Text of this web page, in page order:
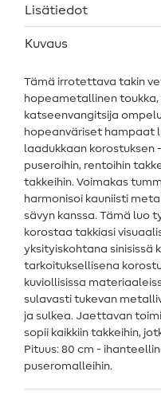
Lisätiedot
Kuvaus
Tämä irrotettava takin
hopeametallinen
katseenvangitsija
hopeanväriset hampaat
laadukkaan korostuksen
puseroihin, rentoihin
takkeihin. Voimakas
harmonisoi kauniisti
sävyn kanssa. Tämä luo
korostaa takkiasi
yksityiskohtana sinisissä
tarkoituksellisena
kuviollisissa
sulavasti tukevan
ja sulkea. Jaettavan
sopii kaikkiin takkeihin,
Pituus: 80 cm -
puseromalleihin.